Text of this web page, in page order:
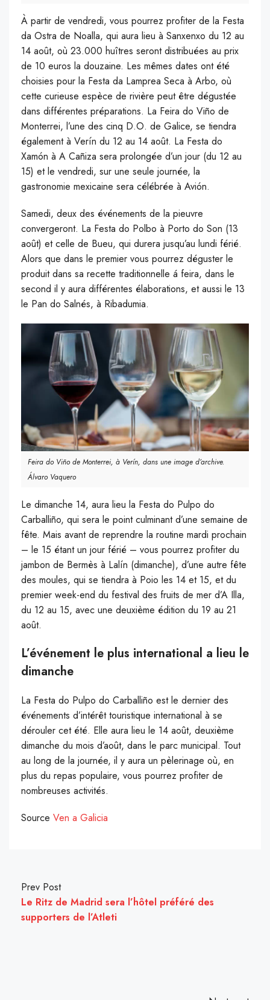
À partir de vendredi, vous pourrez profiter de la Festa
da Ostra de Noalla, qui aura lieu à Sanxenxo du 12 au
14 août, où 23.000 huîtres seront distribuées au prix
de 10 euros la douzaine. Les mêmes dates ont été
choisies pour la Festa da Lamprea Seca à Arbo, où
cette curieuse espèce de rivière peut être dégustée
dans différentes préparations. La Feira do Viño de
Monterrei, l’une des cinq D.O. de Galice, se tiendra
également à Verín du 12 au 14 août. La Festa do
Xamón à A Cañiza sera prolongée d’un jour (du 12 au
15) et le vendredi, sur une seule journée, la
gastronomie mexicaine sera célébrée à Avión.
Samedi, deux des événements de la pieuvre
convergeront. La Festa do Polbo à Porto do Son (13
août) et celle de Bueu, qui durera jusqu’au lundi férié.
Alors que dans le premier vous pourrez déguster le
produit dans sa recette traditionnelle á feira, dans le
second il y aura différentes élaborations, et aussi le 13
le Pan do Salnés, à Ribadumia.
Feira do Viño de Monterrei, à Verín, dans une image d’archive.
Álvaro Vaquero
Le dimanche 14, aura lieu la Festa do Pulpo do
Carballiño, qui sera le point culminant d’une semaine de
fête. Mais avant de reprendre la routine mardi prochain
– le 15 étant un jour férié – vous pourrez profiter du
jambon de Bermès à Lalín (dimanche), d’une autre fête
des moules, qui se tiendra à Poio les 14 et 15, et du
premier week-end du festival des fruits de mer d’A Illa,
du 12 au 15, avec une deuxième édition du 19 au 21
août.
L’événement le plus international a lieu le
dimanche
La Festa do Pulpo do Carballiño est le dernier des
événements d’intérêt touristique international à se
dérouler cet été. Elle aura lieu le 14 août, deuxième
dimanche du mois d’août, dans le parc municipal. Tout
au long de la journée, il y aura un pèlerinage où, en
plus du repas populaire, vous pourrez profiter de
nombreuses activités.
Source Ven a Galicia
Prev Post
Le Ritz de Madrid sera l’hôtel préféré des
supporters de l’Atleti